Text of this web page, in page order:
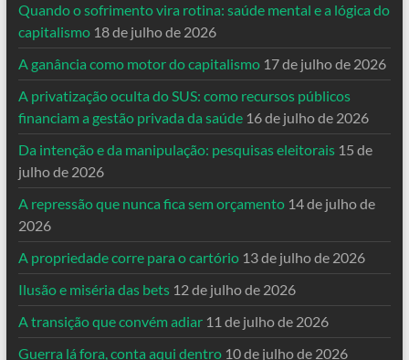
Quando o sofrimento vira rotina: saúde mental e a lógica do
capitalismo 18 de julho de 2026
A ganância como motor do capitalismo 17 de julho de 2026
A privatização oculta do SUS: como recursos públicos
financiam a gestão privada da saúde 16 de julho de 2026
Da intenção e da manipulação: pesquisas eleitorais 15 de
julho de 2026
A repressão que nunca fica sem orçamento 14 de julho de
2026
A propriedade corre para o cartório 13 de julho de 2026
Ilusão e miséria das bets 12 de julho de 2026
A transição que convém adiar 11 de julho de 2026
Guerra lá fora, conta aqui dentro 10 de julho de 2026